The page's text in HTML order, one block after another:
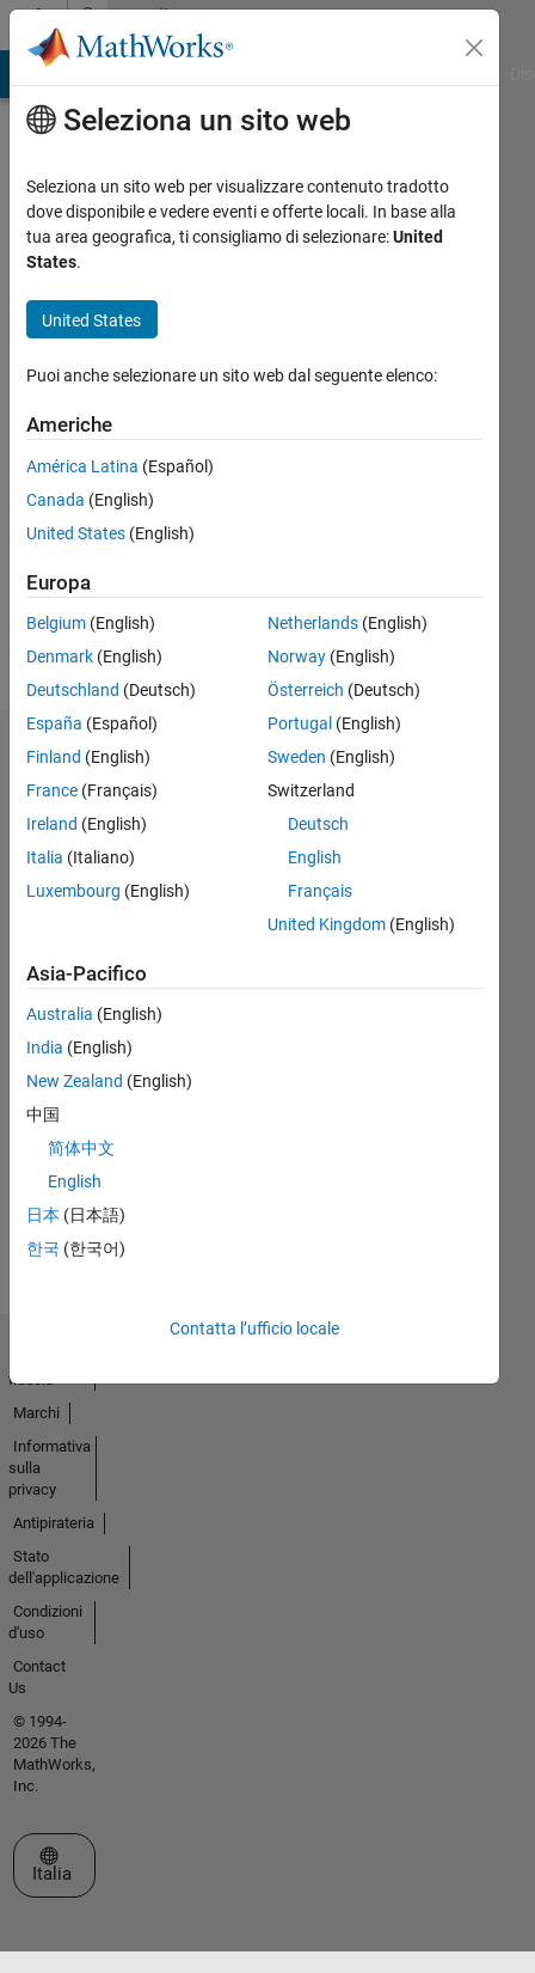
Vai al contenutoCommunity
Profile
Saeed
Nematshahi
Last
oltre 5
Attivo
Followers:
Follow
Badge
Saeed
Nematshahi's
MATLAB
First Answer
Guarda
tutto
Seleziona un sito web
Seleziona un sito web per visualizzare contenuto tradotto
dove disponibile e vedere eventi e offerte locali. In base alla
tua area geografica, ti consigliamo di selezionare:United
States.
United States
Puoi anche selezionare un sito web dal seguente elenco:
Americhe
América Latina (Español)
Canada (English)
United States (English)
Europa
Belgium (English)
Denmark (English)
Deutschland (Deutsch)
España (Español)
Finland (English)
France (Français)
Ireland (English)
Italia (Italiano)
Luxembourg (English)
Netherlands(English)
Norway(English)
Österreich (Deutsch)
Portugal (English)
Sweden (English)
Switzerland
Deutsch
English
Français
United Kingdom(English)
Asia-Pacifico
Australia (English)
India (English)
New Zealand (English)
中国
简体中文
English
日本 (日本語)
한국 (한국어)
Contatta l’ufficio locale
fiducia
Marchi
Informativa
sulla
privacy
Antipirateria
Stato
dell'applicazione
Condizioni
d'uso
Contact
Us
© 1994-
2026 The
MathWorks,
Inc.
Seleziona un sito web
Italia